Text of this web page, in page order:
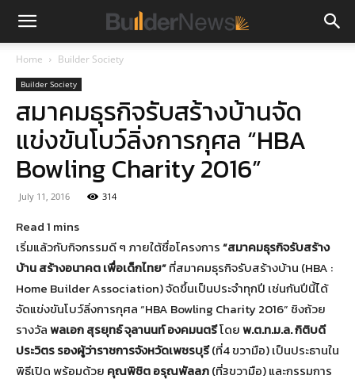
Home Builder Society
Builder Society
สมาคมธุรกิจรับสร้างบ้านจัด
แข่งขันโบว์ลิ่งการกุศล “HBA
Bowling Charity 2016”
July 11, 2016 314
เริ่มแล้วกับกิจกรรมดี ๆ ภายใต้ชื่อโครงการ“สมาคมธุรกิจรับสร้าง
บ้าน สร้างอนาคต เพื่อเด็กไทย”ที่สมาคมธุรกิจรับสร้างบ้าน (HBA :
Home Builder Association) จัดขึ้นเป็นประจำทุกปี เช่นกันปีนี้ได้
จัดแข่งขันโบว์ลิ่งการกุศล “HBA Bowling Charity 2016” ชิงถ้วย
รางวัลพลเอก สุรยุทธ์ จุลานนท์ องคมนตรีโดยพ.ต.ท.ม.ล. กิติบดี
ประวิตรรองผู้ว่าราชการจังหวัดเพชรบุรี(ที่4 ขวามือ) เป็นประธานใน
พิธีเปิด พร้อมด้วย คุณพิชิต อรุณพัลลภ(ที่3ขวามือ) และกรรมการ